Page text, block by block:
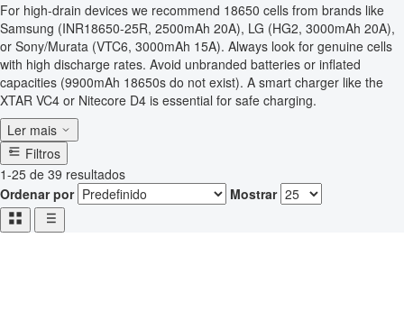
For high-drain devices we recommend 18650 cells from brands like
Samsung (INR18650-25R, 2500mAh 20A), LG (HG2, 3000mAh 20A),
or Sony/Murata (VTC6, 3000mAh 15A). Always look for genuine cells
with high discharge rates. Avoid unbranded batteries or inflated
capacities (9900mAh 18650s do not exist). A smart charger like the
XTAR VC4 or Nitecore D4 is essential for safe charging.
Ler mais
Filtros
1-25 de 39 resultados
Ordenar por
Mostrar